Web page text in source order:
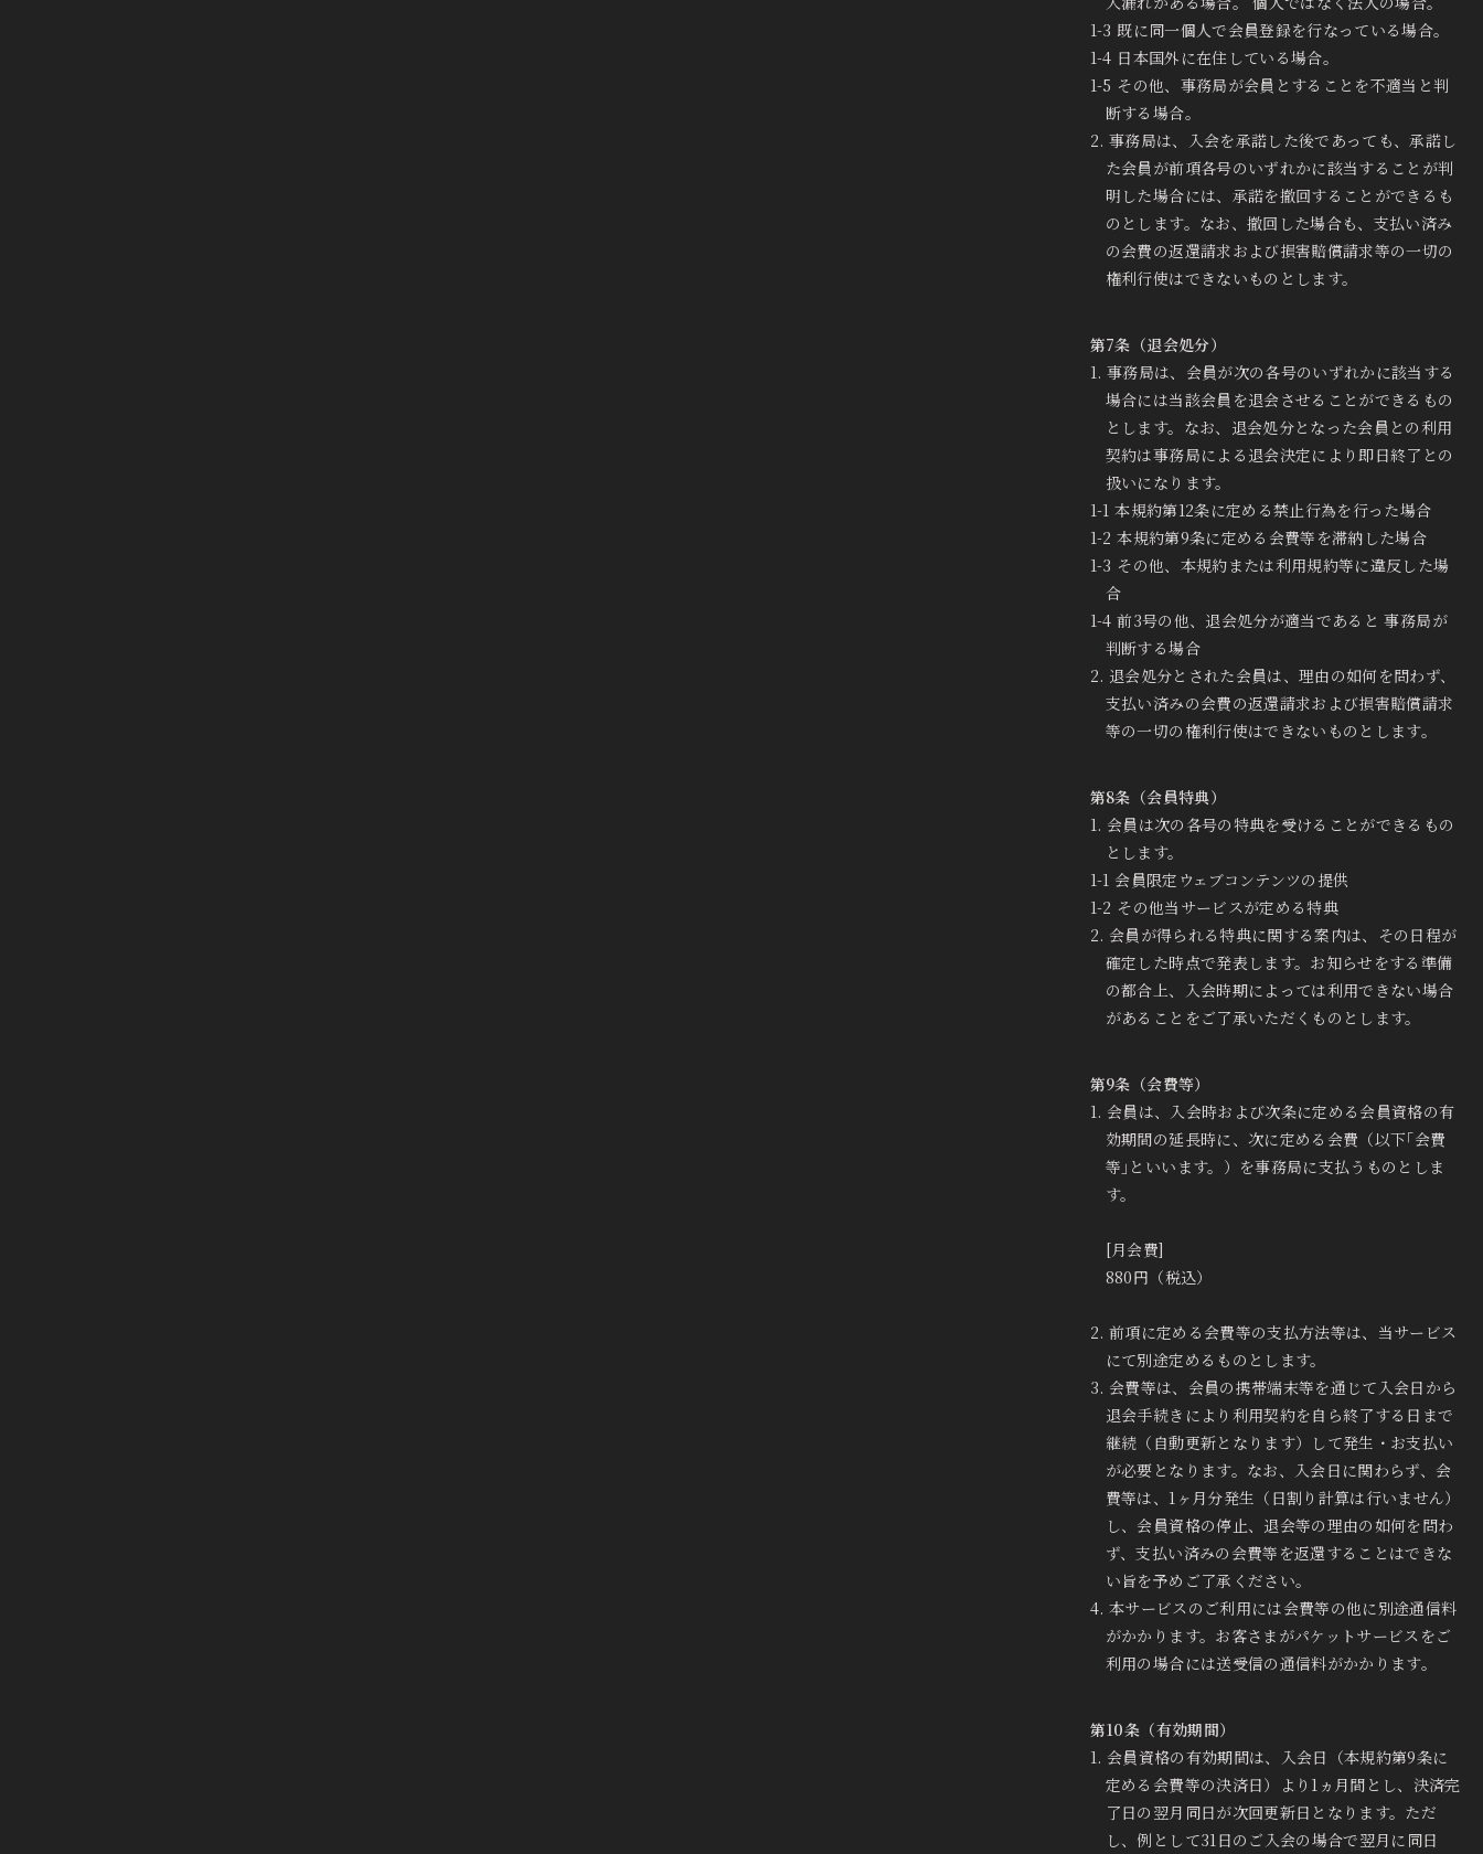
1-3 既に同一個人で会員登録を行なっている場合。
1-4 日本国外に在住している場合。
1-5 その他、事務局が会員とすることを不適当と判
断する場合。
2. 事務局は、入会を承諾した後であっても、承諾し
た会員が前項各号のいずれかに該当することが判
明した場合には、承諾を撤回することができるも
のとします。なお、撤回した場合も、支払い済み
の会費の返還請求および損害賠償請求等の一切の
権利行使はできないものとします。
第7条（退会処分）
1. 事務局は、会員が次の各号のいずれかに該当する
場合には当該会員を退会させることができるもの
とします。なお、退会処分となった会員との利用
契約は事務局による退会決定により即日終了との
扱いになります。
1-1 本規約第12条に定める禁止行為を行った場合
1-2 本規約第9条に定める会費等を滞納した場合
1-3 その他、本規約または利用規約等に違反した場
合
1-4 前3号の他、退会処分が適当であると 事務局が
判断する場合
2. 退会処分とされた会員は、理由の如何を問わず、
支払い済みの会費の返還請求および損害賠償請求
等の一切の権利行使はできないものとします。
第8条（会員特典）
1. 会員は次の各号の特典を受けることができるもの
とします。
1-1 会員限定ウェブコンテンツの提供
1-2 その他当サービスが定める特典
2. 会員が得られる特典に関する案内は、その日程が
確定した時点で発表します。お知らせをする準備
の都合上、入会時期によっては利用できない場合
があることをご了承いただくものとします。
第9条（会費等）
1. 会員は、入会時および次条に定める会員資格の有
効期間の延長時に、次に定める会費（以下｢会費
等｣といいます。）を事務局に支払うものとしま
す。
[月会費]
880円（税込）
2. 前項に定める会費等の支払方法等は、当サービス
にて別途定めるものとします。
3. 会費等は、会員の携帯端末等を通じて入会日から
退会手続きにより利用契約を自ら終了する日まで
継続（自動更新となります）して発生・お支払い
が必要となります。なお、入会日に関わらず、会
費等は、1ヶ月分発生（日割り計算は行いません）
し、会員資格の停止、退会等の理由の如何を問わ
ず、支払い済みの会費等を返還することはできな
い旨を予めご了承ください。
4. 本サービスのご利用には会費等の他に別途通信料
がかかります。お客さまがパケットサービスをご
利用の場合には送受信の通信料がかかります。
第10条（有効期間）
1. 会員資格の有効期間は、入会日（本規約第9条に
定める会費等の決済日）より1ヵ月間とし、決済完
了日の翌月同日が次回更新日となります。ただ
し、例として31日のご入会の場合で翌月に同日